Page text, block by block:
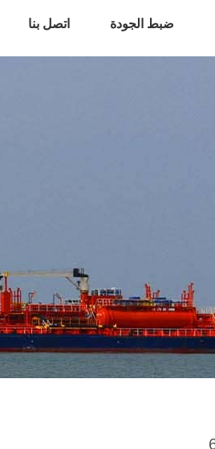
ضبط الجودة اتصل بنا